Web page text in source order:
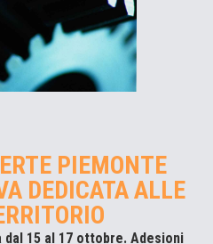
PIEMONTE
DEDICATA ALLE
15 al 17 ottobre. Adesioni